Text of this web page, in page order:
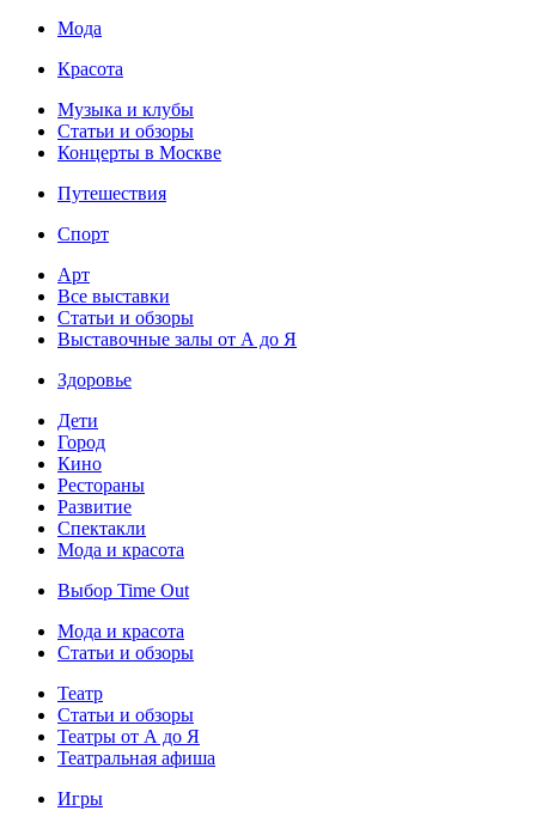
Мода
Красота
Музыка и клубы
Статьи и обзоры
Концерты в Москве
Путешествия
Спорт
Арт
Все выставки
Статьи и обзоры
Выставочные залы от А до Я
Здоровье
Дети
Город
Кино
Рестораны
Развитие
Спектакли
Мода и красота
Выбор Time Out
Мода и красота
Статьи и обзоры
Театр
Статьи и обзоры
Театры от А до Я
Театральная афиша
Игры